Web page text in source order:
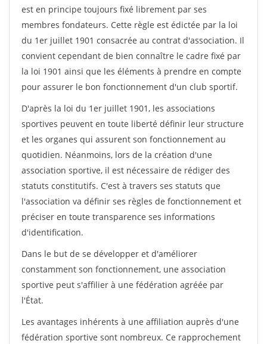
est en principe toujours fixé librement par ses
membres fondateurs. Cette règle est édictée par la loi
du 1er juillet 1901 consacrée au contrat d'association. Il
convient cependant de bien connaître le cadre fixé par
la loi 1901 ainsi que les éléments à prendre en compte
pour assurer le bon fonctionnement d'un club sportif.
D'après la loi du 1er juillet 1901, les associations
sportives peuvent en toute liberté définir leur structure
et les organes qui assurent son fonctionnement au
quotidien. Néanmoins, lors de la création d'une
association sportive, il est nécessaire de rédiger des
statuts constitutifs. C'est à travers ses statuts que
l'association va définir ses règles de fonctionnement et
préciser en toute transparence ses informations
d'identification.
Dans le but de se développer et d'améliorer
constamment son fonctionnement, une association
sportive peut s'affilier à une fédération agréée par
l'État.
Les avantages inhérents à une affiliation auprès d'une
fédération sportive sont nombreux. Ce rapprochement